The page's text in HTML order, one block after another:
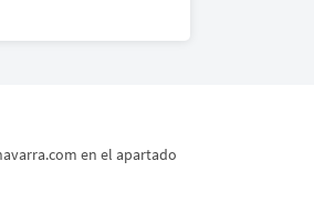
en el apartado